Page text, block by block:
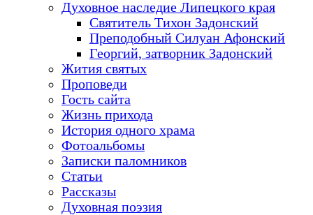
Духовное наследие Липецкого края
Святитель Тихон Задонский
Преподобный Силуан Афонский
Георгий, затворник Задонский
Жития святых
Проповеди
Гость сайта
Жизнь прихода
История одного храма
Фотоальбомы
Записки паломников
Статьи
Рассказы
Духовная поэзия